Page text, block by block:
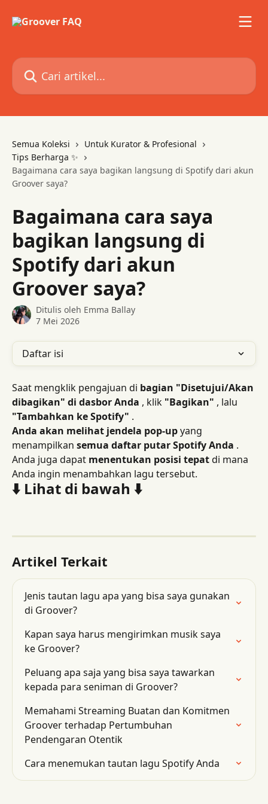
Cari artikel...
Semua Koleksi
Untuk Kurator & Profesional
Tips Berharga ✨
Bagaimana cara saya bagikan langsung di Spotify dari akun
Groover saya?
Bagaimana cara saya
bagikan langsung di
Spotify dari akun
Groover saya?
Ditulis oleh Emma Ballay
7 Mei 2026
Daftar isi
Saat mengklik pengajuan di bagian "Disetujui/Akan
dibagikan" di dasbor Anda , klik "Bagikan" , lalu
"Tambahkan ke Spotify" .
Anda akan melihat jendela pop-up yang
menampilkan semua daftar putar Spotify Anda .
Anda juga dapat menentukan posisi tepat di mana
Anda ingin menambahkan lagu tersebut.
⬇️ Lihat di bawah ⬇️
Artikel Terkait
Jenis tautan lagu apa yang bisa saya gunakan
di Groover?
Kapan saya harus mengirimkan musik saya
ke Groover?
Peluang apa saja yang bisa saya tawarkan
kepada para seniman di Groover?
Memahami Streaming Buatan dan Komitmen
Groover terhadap Pertumbuhan
Pendengaran Otentik
Cara menemukan tautan lagu Spotify Anda